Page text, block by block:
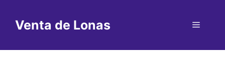
contenido
Venta de Lonas Menú